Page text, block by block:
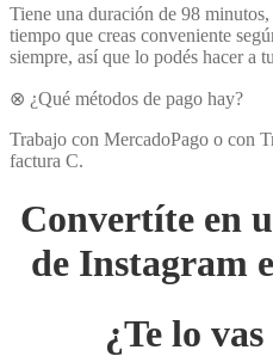
Tiene una duración de 98
tiempo que creas conveniente
siempre, así que lo podés hacer a
⊗ ¿Qué métodos de pago hay?
Trabajo con MercadoPago o con
factura C.
Convertíte en
de Instagram
¿Te lo